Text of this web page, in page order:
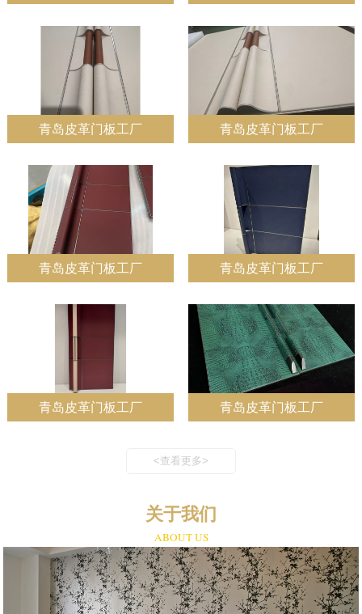
青岛皮革门板工厂 青岛皮革门板工厂
青岛皮革门板工厂 青岛皮革门板工厂
青岛皮革门板工厂 青岛皮革门板工厂
<查看更多>
关于我们
ABOUT US